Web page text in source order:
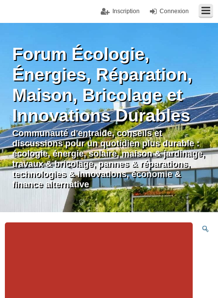
Connexion
Inscription
Forum Écologie,
Énergies, Réparation,
Maison, Bricolage et
Innovations Durables
Communauté d'entraide, conseils et
discussions pour un quotidien plus durable :
écologie, énergie, solaire, maison & jardinage,
travaux & bricolage, pannes & réparations,
technologies & innovations, économie &
finance alternative